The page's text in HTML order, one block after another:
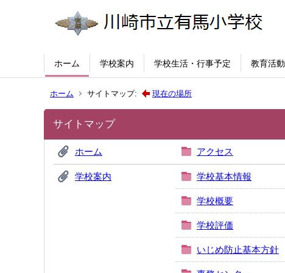
ホーム 学校案内 学校生活・行事予定 教育活動
ホーム サイトマップ: 現在の場所
サイトマップ
ホーム アクセス
学校案内 学校基本情報
学校概要
学校評価
いじめ防止基本方針